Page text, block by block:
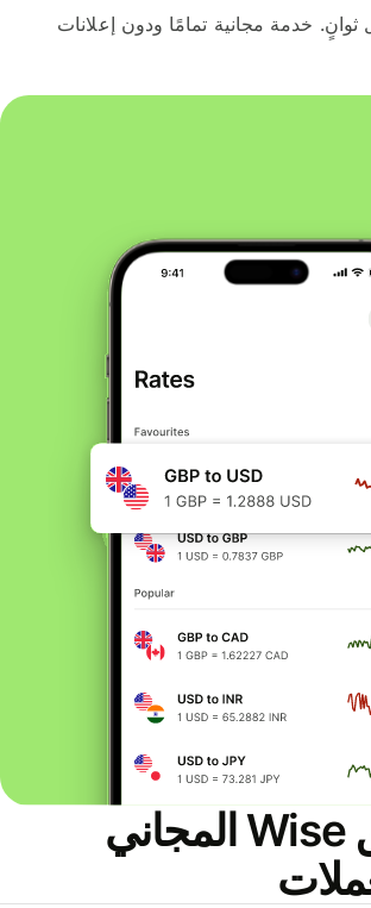
ثوانٍ. خدمة مجانية تمامًا ودون إعلانات
نزّل تطبيق Wise المجاني